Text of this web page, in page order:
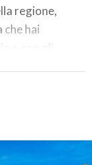
regione,
che hai
o con gli